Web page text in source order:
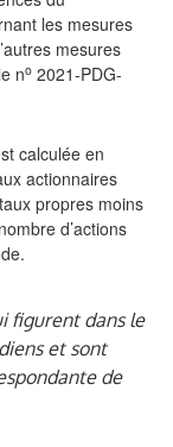
les mesures
mesures
no 2021-PDG-
calculée en
actionnaires
propres moins
d’actions
figurent dans le
et sont
de